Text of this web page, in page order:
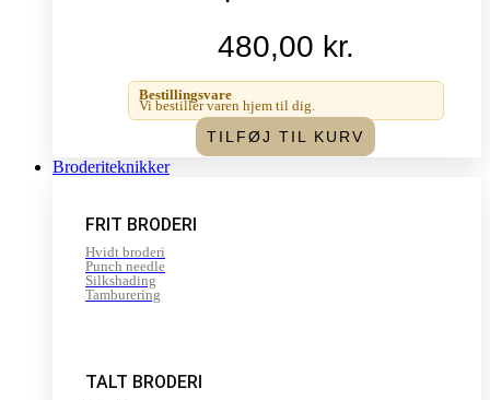
480,00 kr.
Bestillingsvare
Vi bestiller varen hjem til dig.
TILFØJ TIL KURV
Broderiteknikker
FRIT BRODERI
Hvidt broderi
Punch needle
Silkshading
Tamburering
TALT BRODERI